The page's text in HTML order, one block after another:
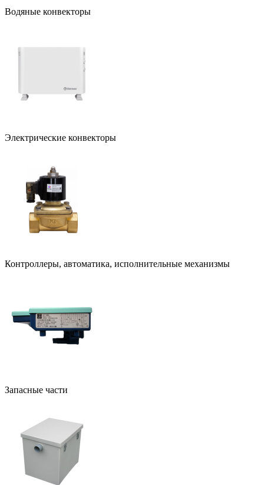
Водяные конвекторы
Электрические конвекторы
Контроллеры, автоматика, исполнительные механизмы
Запасные части